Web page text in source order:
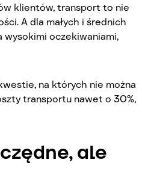
klientów, transport to nie
A dla małych i średnich
wysokimi oczekiwaniami,
na których nie można
transportu nawet o 30%,
ale